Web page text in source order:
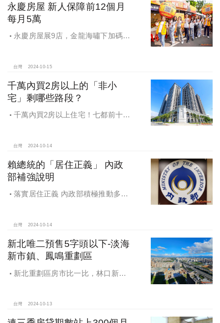
永慶房屋 新人保障前12個月
每月5萬
永慶房屋展9店，金龍海嘯下加碼員
福感，看得到更領得到！業務新人保
台灣 2024-10-15
千萬內買2房以上的「非小
宅」剩哪些路段？
千萬內買2房以上住宅！七都前十大
台灣 2024-10-14
賴總統的「居住正義」 內政
部補強說明
落實居住正義 內政部積極推動多元
台灣 2024-10-14
新北唯二預售5字頭以下-淡海
新市鎮、鳳鳴重劃區
新北重劃區房市比一比，林口新市
台灣 2024-10-13